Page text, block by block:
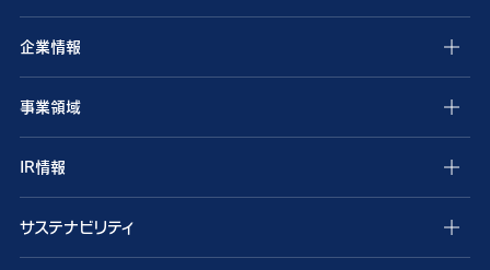
企業情報
事業領域
IR情報
サステナビリティ